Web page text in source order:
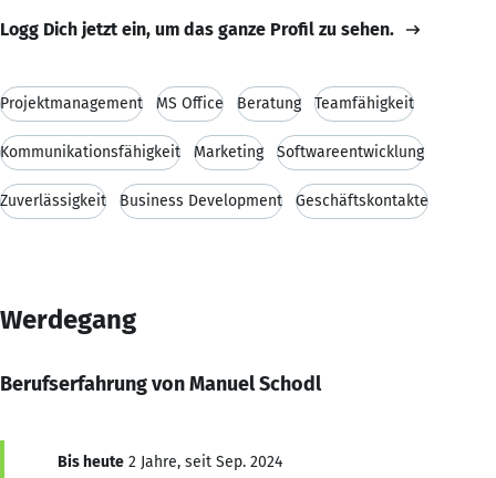
Logg Dich jetzt ein, um das ganze Profil zu sehen.
Projektmanagement MS Office Beratung Teamfähigkeit
Kommunikationsfähigkeit Marketing Softwareentwicklung
Zuverlässigkeit Business Development Geschäftskontakte
Werdegang
Berufserfahrung von Manuel Schodl
Bis heute 2 Jahre, seit Sep. 2024